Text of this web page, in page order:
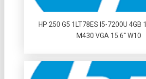
HP 250 G5 1LT78ES I5-7200U 4GB
M430 VGA 15.6″ W10